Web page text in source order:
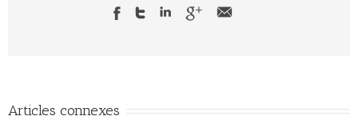
Articles connexes